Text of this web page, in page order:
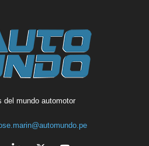
del mundo automotor